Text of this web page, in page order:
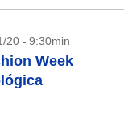
20 - 9:30min
Week